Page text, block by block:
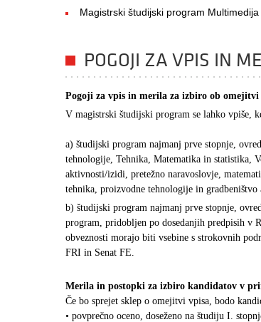
Magistrski študijski program
POGOJI ZA VPIS IN
Pogoji za vpis in merila za izbiro ob omejitvi
V magistrski študijski program se lahko vpiše,
a) študijski program najmanj prve stopnje,
tehnologije, Tehnika, Matematika in statistika,
aktivnosti/izidi, pretežno naravoslovje,
tehnika, proizvodne tehnologije in
b) študijski program najmanj prve stopnje,
program, pridobljen po dosedanjih predpisih v
obveznosti morajo biti vsebine s strokovnih
FRI in Senat FE.
Merila in postopki za izbiro kandidatov v
Če bo sprejet sklep o omejitvi vpisa, bodo
• povprečno oceno, doseženo na študiju I.